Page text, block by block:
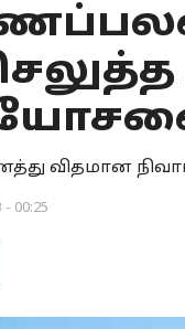
விதமான
- 00:25